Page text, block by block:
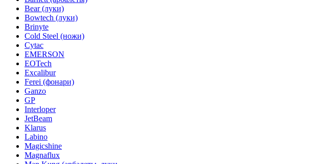
Bear (луки)
Bowtech (луки)
Brinyte
Cold Steel (ножи)
Cytac
EMERSON
EOTech
Excalibur
Ferei (фонари)
Ganzo
GP
Interloper
JetBeam
Klarus
Labino
Magicshine
Magnaflux